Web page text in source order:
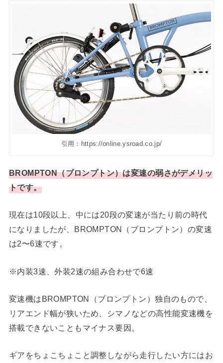
引用：https://online.ysroad.co.jp/
BROMPTON（ブロンプトン）は変速の弱さがデメリッ
トです。
現在は10段以上、中には20段の変速が当たり前の時代
になりましたが、BROMPTON（ブロンプトン）の変速
は2〜6速です。
※内装3速、外装2速の組み合わせで6速
変速機はBROMPTON（ブロンプトン）独自のもので、
リアエンド幅が狭いため、シマノなどの高性能変速機を
搭載できないこともマイナス要因。
ギアをちょこちょこと調整しながら走行したい方にはお